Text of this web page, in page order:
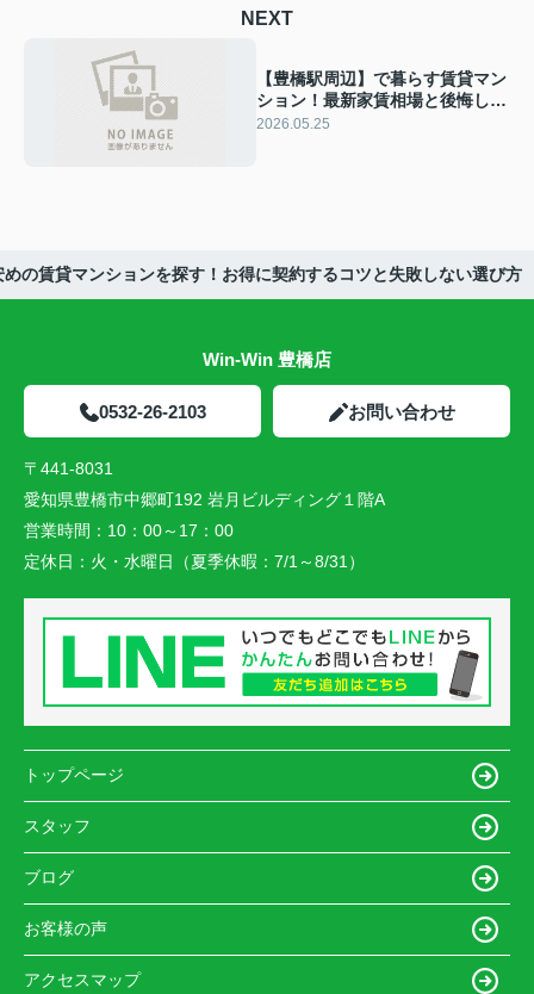
NEXT
【豊橋駅周辺】で暮らす賃貸マン
ション！最新家賃相場と後悔しな
いお部屋探しのコツ
2026.05.25
の賃貸マンションを探す！お得に契約するコツと失敗しない選び方
Win-Win 豊橋店
0532-26-2103 お問い合わせ
〒441-8031
愛知県豊橋市中郷町192 岩月ビルディング１階A
営業時間： 10：00～17：00
定休日： 火・水曜日（夏季休暇：7/1～8/31）
トップページ
スタッフ
ブログ
お客様の声
アクセスマップ